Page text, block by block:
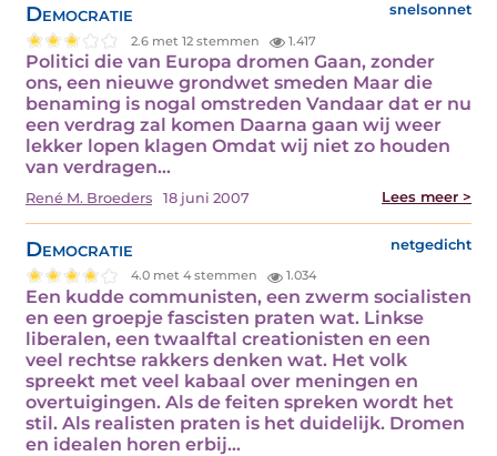
Democratie snelsonnet
2.6 met 12 stemmen 1.417
Politici die van Europa dromen Gaan, zonder
ons, een nieuwe grondwet smeden Maar die
benaming is nogal omstreden Vandaar dat er nu
een verdrag zal komen Daarna gaan wij weer
lekker lopen klagen Omdat wij niet zo houden
van verdragen…
René M. Broeders 18 juni 2007 Lees meer >
Democratie netgedicht
4.0 met 4 stemmen 1.034
Een kudde communisten, een zwerm socialisten
en een groepje fascisten praten wat. Linkse
liberalen, een twaalftal creationisten en een
veel rechtse rakkers denken wat. Het volk
spreekt met veel kabaal over meningen en
overtuigingen. Als de feiten spreken wordt het
stil. Als realisten praten is het duidelijk. Dromen
en idealen horen erbij…